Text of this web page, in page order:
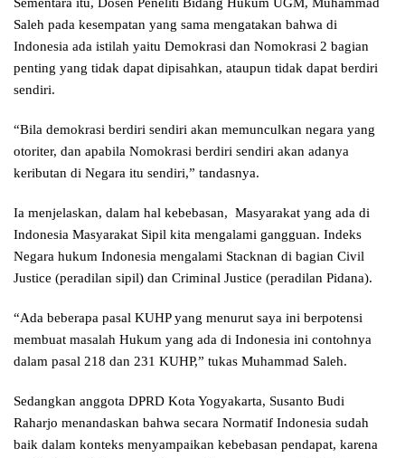
Sementara itu, Dosen Peneliti Bidang Hukum UGM, Muhammad
Saleh pada kesempatan yang sama mengatakan bahwa di
Indonesia ada istilah yaitu Demokrasi dan Nomokrasi 2 bagian
penting yang tidak dapat dipisahkan, ataupun tidak dapat berdiri
sendiri.
“Bila demokrasi berdiri sendiri akan memunculkan negara yang
otoriter, dan apabila Nomokrasi berdiri sendiri akan adanya
keributan di Negara itu sendiri,” tandasnya.
Ia menjelaskan, dalam hal kebebasan, Masyarakat yang ada di
Indonesia Masyarakat Sipil kita mengalami gangguan. Indeks
Negara hukum Indonesia mengalami Stacknan di bagian Civil
Justice (peradilan sipil) dan Criminal Justice (peradilan Pidana).
“Ada beberapa pasal KUHP yang menurut saya ini berpotensi
membuat masalah Hukum yang ada di Indonesia ini contohnya
dalam pasal 218 dan 231 KUHP,” tukas Muhammad Saleh.
Sedangkan anggota DPRD Kota Yogyakarta, Susanto Budi
Raharjo menandaskan bahwa secara Normatif Indonesia sudah
baik dalam konteks menyampaikan kebebasan pendapat, karena